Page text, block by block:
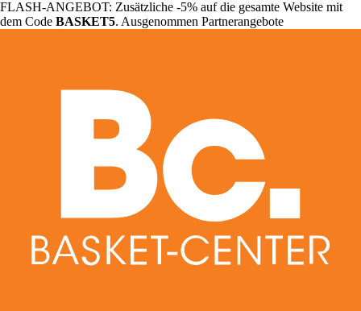
FLASH-ANGEBOT: Zusätzliche -5% auf die gesamte Website mit
dem Code BASKET5. Ausgenommen Partnerangebote